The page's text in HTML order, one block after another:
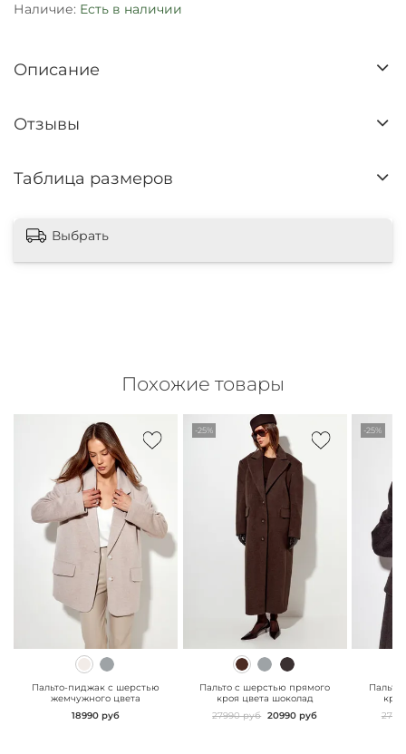
Наличие: Есть в наличии
Описание
Отзывы
Таблица размеров
Выбрать
Похожие товары
" class="js-prevent-
Пальто-пиджак с шерстью
жемчужного цвета
18990 руб
-25%
" class="js-prevent-
images">
Пальто с шерстью прямого
кроя цвета шоколад
27990 руб 20990 руб
-25%